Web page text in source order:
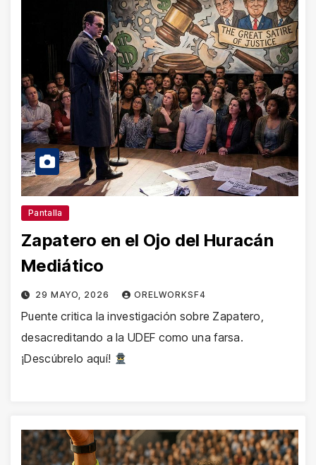
Pantalla
Zapatero en el Ojo del Huracán
Mediático
29 MAYO, 2026 ORELWORKSF4
Puente critica la investigación sobre Zapatero,
desacreditando a la UDEF como una farsa.
¡Descúbrelo aquí!